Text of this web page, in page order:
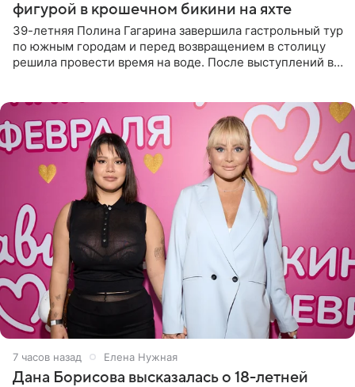
фигурой в крошечном бикини на яхте
39-летняя Полина Гагарина завершила гастрольный тур
по южным городам и перед возвращением в столицу
решила провести время на воде. После выступлений в
7 часов назад Елена Нужная
Дана Борисова высказалась о 18-летней